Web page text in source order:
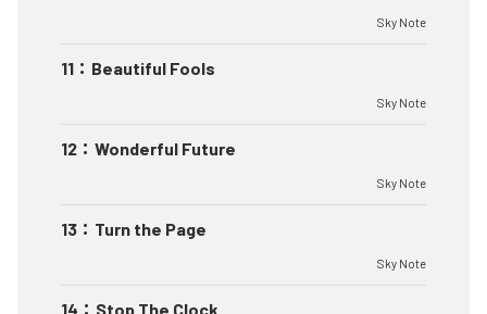
Sky Note
11 ： Beautiful Fools
Sky Note
12 ： Wonderful Future
Sky Note
13 ： Turn the Page
Sky Note
14 ： Stop The Clock